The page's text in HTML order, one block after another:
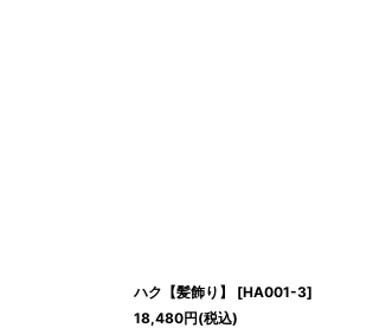
ハク【髪飾り】 [HA001-3]
18,480円(税込)